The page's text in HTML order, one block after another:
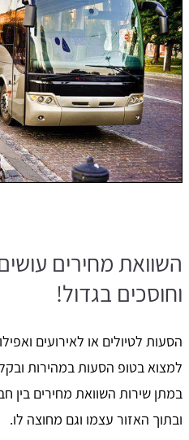
השוואת מחירים
וחוסכים בגדול!
הסעות לטיולים או לאירועים
למצוא בטופ הסעות במהירות
במתן שירות השוואת מחירים
ובתוך האזור עצמו וגם מחוצה לו.